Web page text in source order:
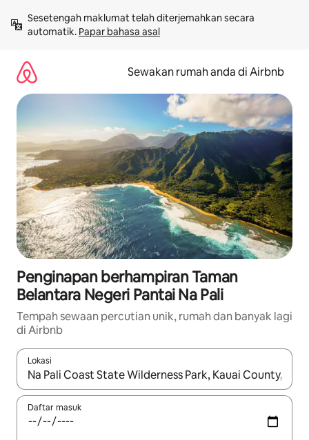
kandungan
Sesetengah maklumat telah diterjemahkan secara
automatik. Papar bahasa asal
Sewakan rumah anda di Airbnb
Penginapan berhampiran Taman
Belantara Negeri Pantai Na Pali
Tempah sewaan percutian unik, rumah dan banyak lagi
di Airbnb
Lokasi
Apabila hasil tersedia, navigasi dengan kekunci anak panah
Daftar masuk